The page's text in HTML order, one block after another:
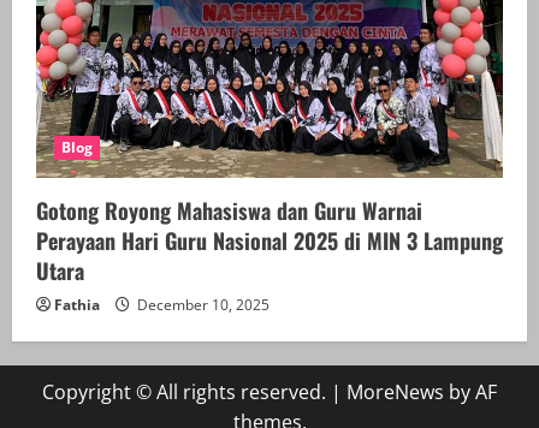
Blog
Gotong Royong Mahasiswa dan Guru Warnai
Perayaan Hari Guru Nasional 2025 di MIN 3 Lampung
Utara
Fathia December 10, 2025
Copyright © All rights reserved. | MoreNews by AF
themes.